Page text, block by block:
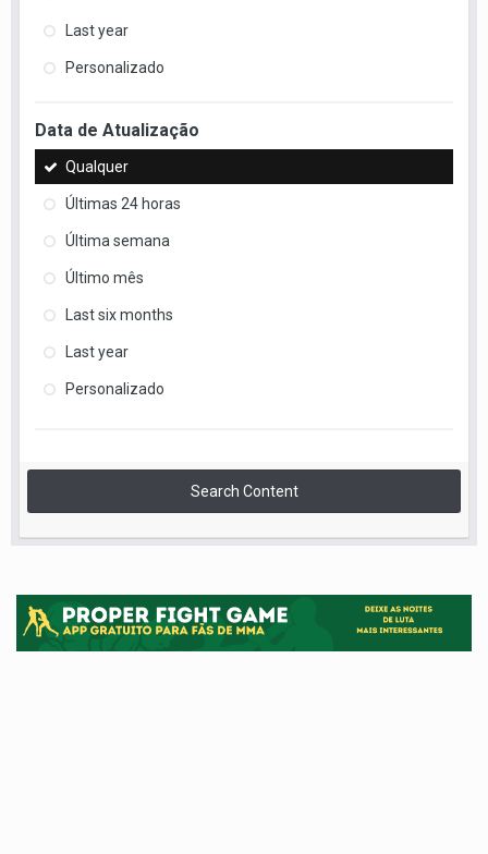
Last year
Personalizado
Data de Atualização
Qualquer
Últimas 24 horas
Última semana
Último mês
Last six months
Last year
Personalizado
Search Content